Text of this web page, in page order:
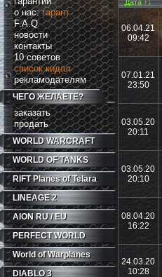
о нас:гарант
F.A.Q
новости
контакты
10 советов
список кидал
рекламодателям
ЧЕГО ЖЕЛАЕТЕ?
заказать
продать
WORLD WARCRAFT
WORLD OF TANKS
RIFT Planes of Telara
LINEAGE 2
AION RU / EU
PERFECT WORLD
World of Warplanes
DIABLO 3
Дата ↑↓
06.04.21
09:42
07.01.21
23:50
03.05.20
20:11
03.05.20
20:10
08.04.20
16:22
24.03.20
10:28